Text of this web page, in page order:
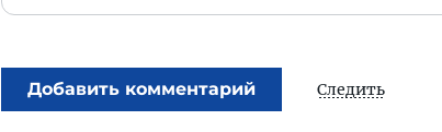
Добавить комментарий Следить